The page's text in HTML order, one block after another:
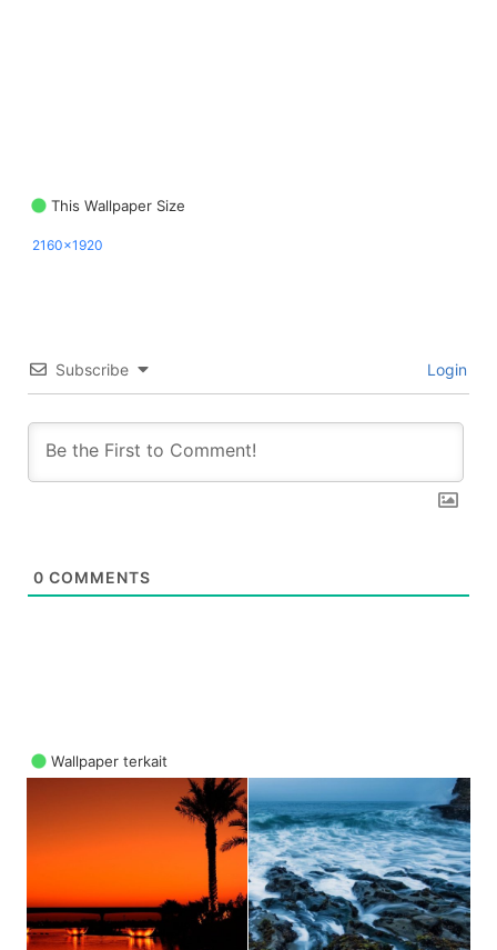
This Wallpaper Size
2160x1920
Subscribe Login
0 COMMENTS
Wallpaper terkait